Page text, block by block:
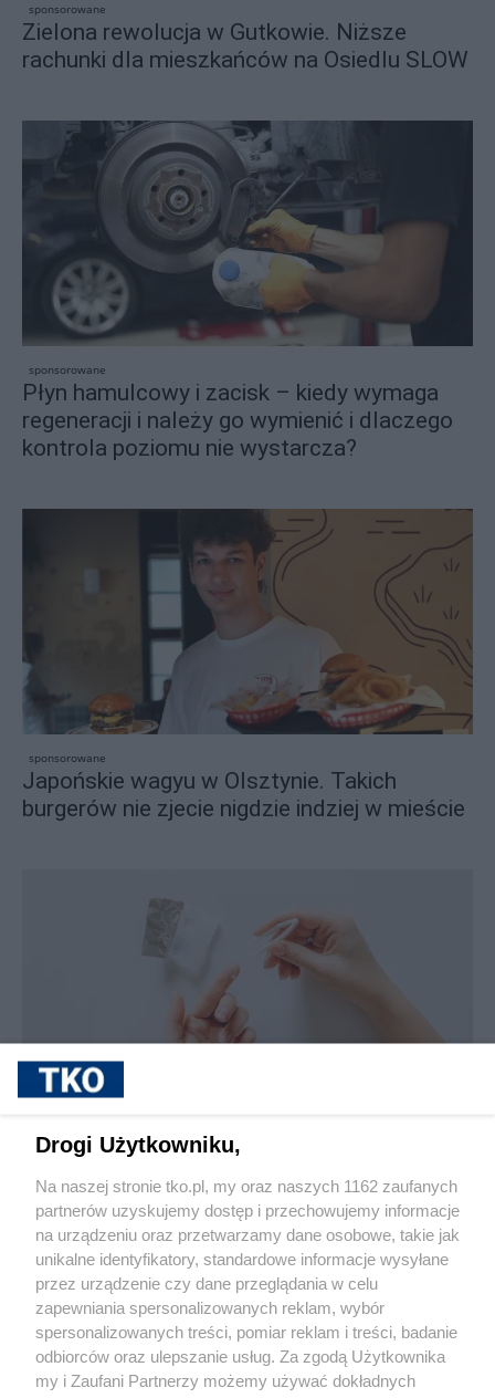
sponsorowane
Zielona rewolucja w Gutkowie. Niższe
rachunki dla mieszkańców na Osiedlu SLOW
sponsorowane
Płyn hamulcowy i zacisk – kiedy wymaga
regeneracji i należy go wymienić i dlaczego
kontrola poziomu nie wystarcza?
sponsorowane
Japońskie wagyu w Olsztynie. Takich
burgerów nie zjecie nigdzie indziej w mieście
Jak rozpoznać, że soczewki kontaktowe są
Pokaż więcej
Drogi Użytkowniku,
Na naszej stronie tko.pl, my oraz naszych 1162 zaufanych
partnerów uzyskujemy dostęp i przechowujemy informacje
na urządzeniu oraz przetwarzamy dane osobowe, takie jak
unikalne identyfikatory, standardowe informacje wysyłane
przez urządzenie czy dane przeglądania w celu
zapewniania spersonalizowanych reklam, wybór
spersonalizowanych treści, pomiar reklam i treści, badanie
odbiorców oraz ulepszanie usług. Za zgodą Użytkownika
my i Zaufani Partnerzy możemy używać dokładnych